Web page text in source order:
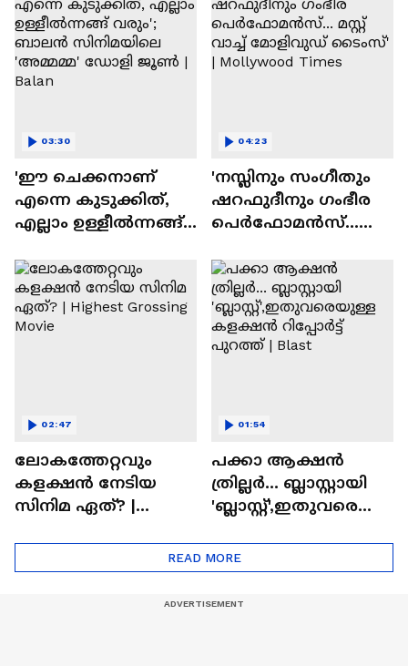
'ഈ ചെക്കനാണ്
എന്നെ കുടുക്കിത്,
എല്ലാം ഉള്ളീൽന്നങ്ങ്
സിനിമയിലെ
'അമ്മമ്മ' ഡോളി
ജൂൺ | Balan
03:30
'നസ്ലിനും സംഗീതും
ഷറഫുദീനും ഗംഭീര
പെർഫോമൻസ്...
ടൈംസ്' | Mollywood
Times
04:23
ലോകത്തേറ്റവും
കളക്ഷൻ നേടിയ
സിനിമ ഏത്? |
02:47
പക്കാ ആക്ഷൻ
ത്രില്ലർ... ബ്ലാസ്റ്റായി
'ബ്ലാസ്റ്റ്',ഇതുവരെയു
റിപ്പോർട്ട് പുറത്ത് |
Blast
01:54
READ MORE